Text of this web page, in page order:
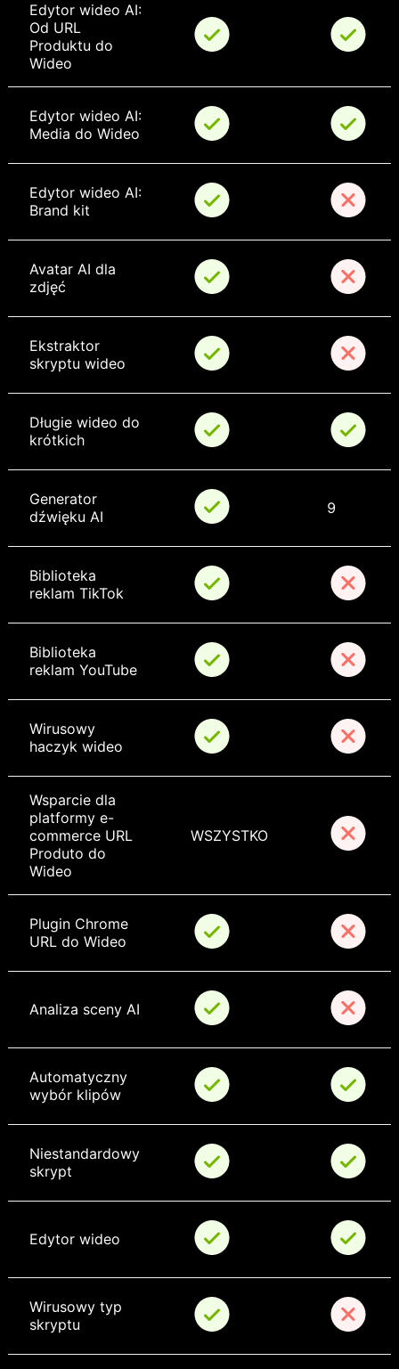
Edytor wideo AI:
Od URL
Produktu do
Wideo
Edytor wideo AI:
Media do Wideo
Edytor wideo AI:
Brand kit
Avatar AI dla
zdjęć
Ekstraktor
skryptu wideo
Długie wideo do
krótkich
Generator
dźwięku AI
9
Biblioteka
reklam TikTok
Biblioteka
reklam YouTube
Wirusowy
haczyk wideo
Wsparcie dla
platformy e-
commerce URL
Produto do
Wideo
WSZYSTKO
Plugin Chrome
URL do Wideo
Analiza sceny AI
Automatyczny
wybór klipów
Niestandardowy
skrypt
Edytor wideo
Wirusowy typ
skryptu